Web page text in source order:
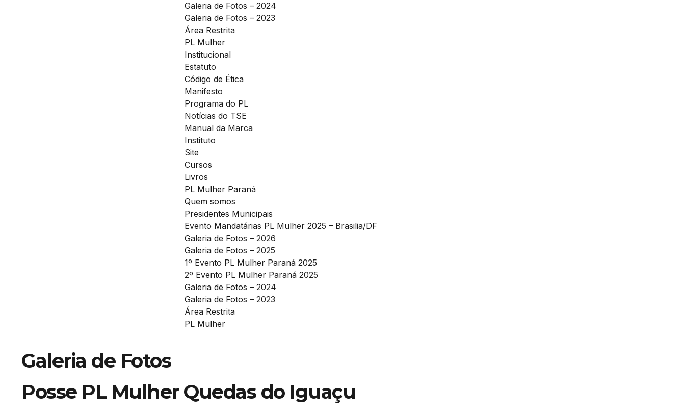
Galeria de Fotos – 2024
Galeria de Fotos – 2023
Área Restrita
PL Mulher
Institucional
Estatuto
Código de Ética
Manifesto
Programa do PL
Notícias do TSE
Manual da Marca
Instituto
Site
Cursos
Livros
PL Mulher Paraná
Quem somos
Presidentes Municipais
Evento Mandatárias PL Mulher 2025 – Brasilia/DF
Galeria de Fotos – 2026
Galeria de Fotos – 2025
1º Evento PL Mulher Paraná 2025
2º Evento PL Mulher Paraná 2025
Galeria de Fotos – 2024
Galeria de Fotos – 2023
Área Restrita
PL Mulher
Galeria de Fotos
Posse PL Mulher Quedas do Iguaçu